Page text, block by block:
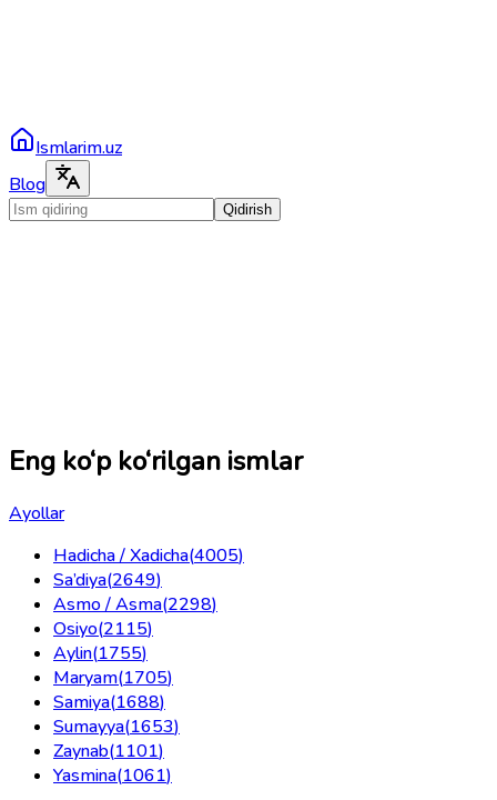
Ismlarim.uz
Blog
Qidirish
Eng ko‘p ko‘rilgan ismlar
Ayollar
Hadicha / Xadicha(4005)
Sa’diya(2649)
Asmo / Asma(2298)
Osiyo(2115)
Aylin(1755)
Maryam(1705)
Samiya(1688)
Sumayya(1653)
Zaynab(1101)
Yasmina(1061)